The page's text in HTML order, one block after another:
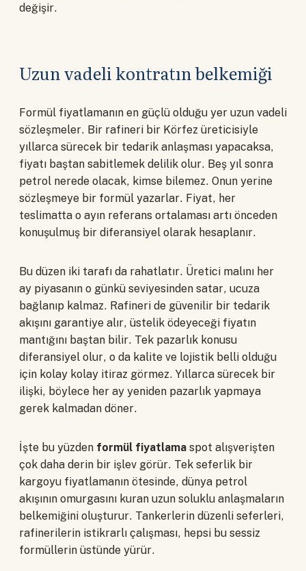
değişir.
Uzun vadeli kontratın belkemiği
Formül fiyatlamanın en güçlü olduğu yer uzun vadeli
sözleşmeler. Bir rafineri bir Körfez üreticisiyle
yıllarca sürecek bir tedarik anlaşması yapacaksa,
fiyatı baştan sabitlemek delilik olur. Beş yıl sonra
petrol nerede olacak, kimse bilemez. Onun yerine
sözleşmeye bir formül yazarlar. Fiyat, her
teslimatta o ayın referans ortalaması artı önceden
konuşulmuş bir diferansiyel olarak hesaplanır.
Bu düzen iki tarafı da rahatlatır. Üretici malını her
ay piyasanın o günkü seviyesinden satar, ucuza
bağlanıp kalmaz. Rafineri de güvenilir bir tedarik
akışını garantiye alır, üstelik ödeyeceği fiyatın
mantığını baştan bilir. Tek pazarlık konusu
diferansiyel olur, o da kalite ve lojistik belli olduğu
için kolay kolay itiraz görmez. Yıllarca sürecek bir
ilişki, böylece her ay yeniden pazarlık yapmaya
gerek kalmadan döner.
İşte bu yüzden formül fiyatlama spot alışverişten
çok daha derin bir işlev görür. Tek seferlik bir
kargoyu fiyatlamanın ötesinde, dünya petrol
akışının omurgasını kuran uzun soluklu anlaşmaların
belkemiğini oluşturur. Tankerlerin düzenli seferleri,
rafinerilerin istikrarlı çalışması, hepsi bu sessiz
formüllerin üstünde yürür.